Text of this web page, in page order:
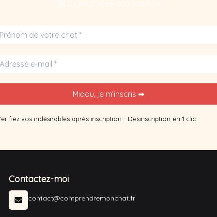
vos indésirables après inscription - Désinscription en 1 clic
Contactez-moi
contact@comprendremonchat.fr